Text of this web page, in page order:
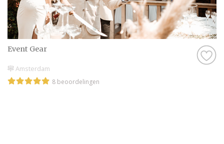
jullie om de eerste beoordeling te schrijven!
Hoe dan ook, je kunt er zeker van zijn dat je
een geweldige ervaring krijgt met de Bruiloft
muziek in Amsterdam op onze website. Het
zijn stuk voor stuk professionals die als
missie hebben om jullie een onvergetelijke
dag te bezorgen.
Event Gear
Amsterdam
8 beoordelingen